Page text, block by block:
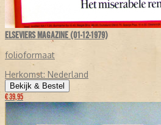
ELSEVIERS MAGAZINE (01-12-1979)
folioformaat
Herkomst: Nederland
Bekijk & Bestel
€ 39,95